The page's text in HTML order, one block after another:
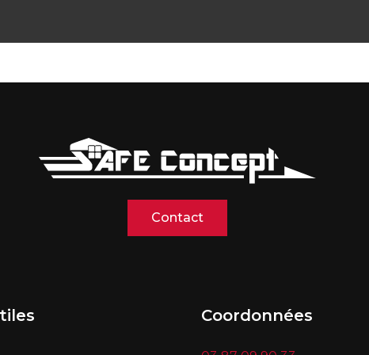
Contact
Coordonnées